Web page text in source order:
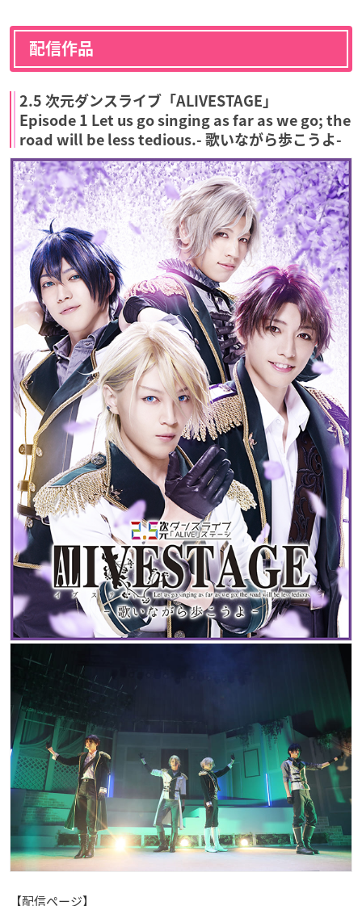
配信作品
2.5 次元ダンスライブ「ALIVESTAGE」
Episode 1 Let us go singing as far as we go; the
road will be less tedious.- 歌いながら歩こうよ-
【配信ページ】